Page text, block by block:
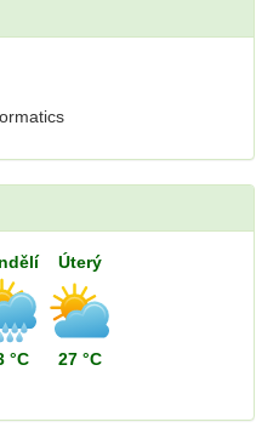
°C
Úterý
27 °C